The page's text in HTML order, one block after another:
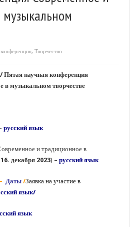
,Творчество
научная конференция
в музыкальном творчестве
русский язык
и традиционное в
декабря 2023) –русский язык
Даты /Заявка на участие в
язык/
язык